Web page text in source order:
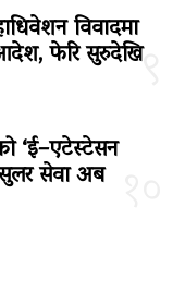
९
विवादमा
फेरि सुरुदेखि
‘ई–एटेस्टेसन
सेवा अब